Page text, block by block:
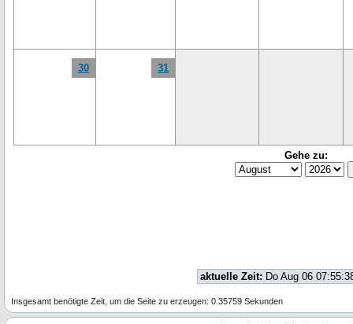
30 31
Gehe zu:
aktuelle Zeit: Do Aug 06
Insgesamt benötigte Zeit, um die Seite zu erzeugen: 0.35759 Sekunden